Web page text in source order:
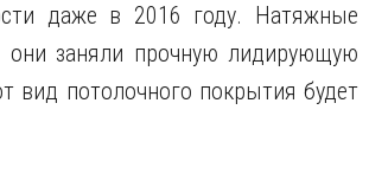
даже в 2016 году. Натяжные
заняли прочную лидирующую
вид потолочного покрытия будет